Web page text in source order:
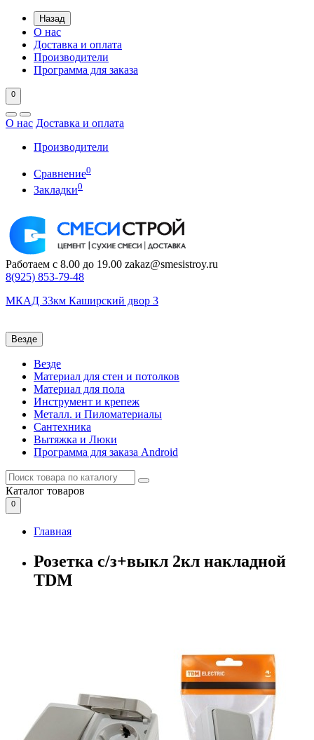
Назад
О нас
Доставка и оплата
Производители
Программа для заказа
0
О нас Доставка и оплата
Производители
Сравнение0
Закладки0
Работаем с 8.00 до 19.00 zakaz@smesistroy.ru
8(925) 853-79-48
МКАД 33км Каширский двор 3
Везде
Везде
Материал для стен и потолков
Материал для пола
Инструмент и крепеж
Металл. и Пиломатериалы
Сантехника
Вытяжка и Люки
Программа для заказа Android
Каталог товаров
0
Главная
Розетка с/з+выкл 2кл накладной
TDM